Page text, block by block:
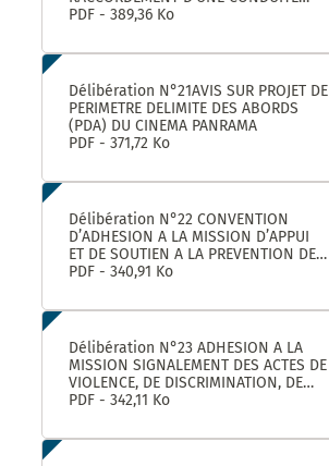
EAUX PLUVIALES DANS LE CADRE DE
AVENUE DE L’EUROPE SUR LA
PDF - 389,36 Ko
Délibération N°21AVIS SUR PROJET DE
PERIMETRE DELIMITE DES ABORDS
(PDA) DU CINEMA PANRAMA
PDF - 371,72 Ko
Délibération N°22 CONVENTION
D’ADHESION A LA MISSION D’APPUI
ET DE SOUTIEN A LA PREVENTION DES
RISQUES PROFESSIONNELS
PDF - 340,91 Ko
Délibération N°23 ADHESION A LA
MISSION SIGNALEMENT DES ACTES DE
VIOLENCE, DE DISCRIMINATION, DE
HARCELEMENT ET D’AGISSEMENTS
PDF - 342,11 Ko